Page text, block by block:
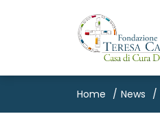
Home News